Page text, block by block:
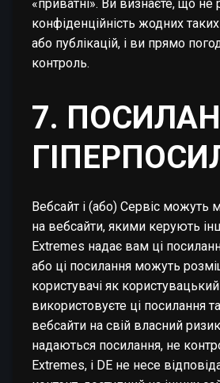
«приватні». Ви визнаєте, що не
конфіденційність жодних
або публікацій, і ви прямо
контроль.
7.
Вебсайт і (або) Сервіс можуть
на вебсайти, якими керують
Extremes надає вам ці
або ці посилання можуть
користувачі як
використовуєте ці посилання
вебсайти на свій власний
надаються посилання, не
Extremes, і DE не несе